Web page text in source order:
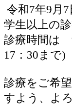
令和7年9月
学生以上の
診療時間は
17：30まで)
診療をご希
すよう、よ